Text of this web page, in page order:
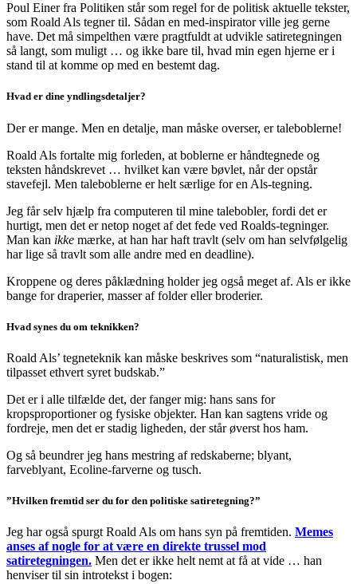
Poul Einer fra Politiken står som regel for de politisk aktuelle tekster,
som Roald Als tegner til. Sådan en med-inspirator ville jeg gerne
have. Det må simpelthen være pragtfuldt at udvikle satiretegningen
så langt, som muligt … og ikke bare til, hvad min egen hjerne er i
stand til at komme op med en bestemt dag.
Hvad er dine yndlingsdetaljer?
Der er mange. Men en detalje, man måske overser, er taleboblerne!
Roald Als fortalte mig forleden, at boblerne er håndtegnede og
teksten håndskrevet … hvilket kan være bøvlet, når der opstår
stavefejl. Men taleboblerne er helt særlige for en Als-tegning.
Jeg får selv hjælp fra computeren til mine talebobler, fordi det er
hurtigt, men det er netop noget af det fede ved Roalds-tegninger.
Man kan ikke mærke, at han har haft travlt (selv om han selvfølgelig
har lige så travlt som alle andre med en deadline).
Kroppene og deres påklædning holder jeg også meget af. Als er ikke
bange for draperier, masser af folder eller broderier.
Hvad synes du om teknikken?
Roald Als’ tegneteknik kan måske beskrives som “naturalistisk, men
tilpasset ethvert syret budskab.”
Det er i alle tilfælde det, der fanger mig: hans sans for
kropsproportioner og fysiske objekter. Han kan sagtens vride og
fordreje, men det er stadig ligheden, der står øverst hos ham.
Og så beundrer jeg hans mestring af redskaberne; blyant,
farveblyant, Ecoline-farverne og tusch.
”Hvilken fremtid ser du for den politiske satiretegning?”
Jeg har også spurgt Roald Als om hans syn på fremtiden. Memes
anses af nogle for at være en direkte trussel mod
satiretegningen. Men det er ikke helt nemt at få at vide … han
henviser til sin introtekst i bogen: